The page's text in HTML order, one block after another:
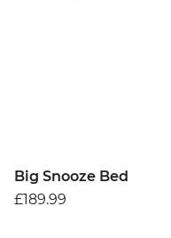
Big Snooze Bed
£189.99